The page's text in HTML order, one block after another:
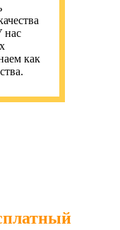
нас
как